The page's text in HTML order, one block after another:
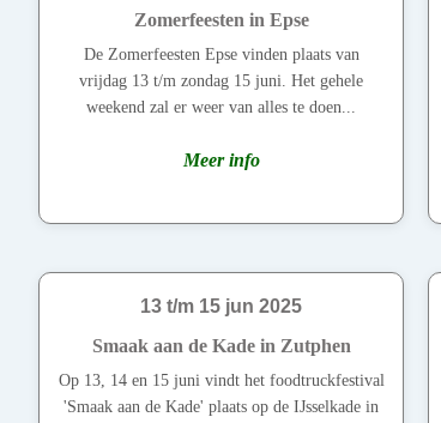
Zomerfeesten in Epse
De Zomerfeesten Epse vinden plaats van
vrijdag 13 t/m zondag 15 juni. Het gehele
weekend zal er weer van alles te doen...
Meer info
13 t/m 15 jun 2025
Smaak aan de Kade in Zutphen
Op 13, 14 en 15 juni vindt het foodtruckfestival
'Smaak aan de Kade' plaats op de IJsselkade in